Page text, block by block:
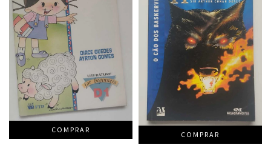
COMPRAR
COMPRAR